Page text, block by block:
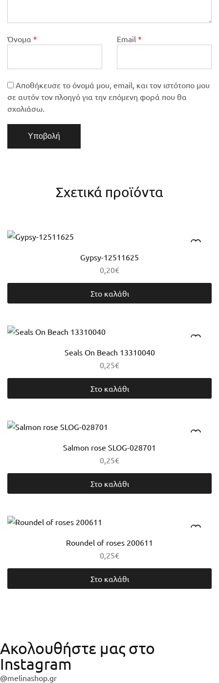
Όνομα * Email *
Αποθήκευσε το όνομά μου, email, και τον ιστότοπο μου
σε αυτόν τον πλοηγό για την επόμενη φορά που θα
σχολιάσω.
Σχετικά προϊόντα
Gypsy-12511625
0,20€
Στο καλάθι
Seals On Beach 13310040
0,25€
Στο καλάθι
Salmon rose SLOG-028701
0,25€
Στο καλάθι
Roundel of roses 200611
0,25€
Στο καλάθι
Ακολουθήστε μας στο
Instagram
@melinashop.gr